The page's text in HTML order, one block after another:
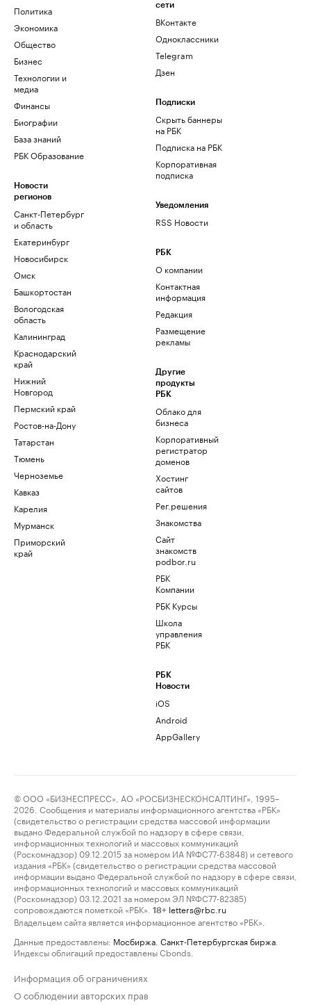
Политика
Экономика
Общество
Бизнес
Технологии и
медиа
Финансы
Биографии
База знаний
РБК Образование
Новости
регионов
Санкт-Петербург
и область
Екатеринбург
Новосибирск
Омск
Башкортостан
Вологодская
область
Калининград
Краснодарский
край
Нижний
Новгород
Пермский край
Ростов-на-Дону
Татарстан
Тюмень
Черноземье
Кавказ
Карелия
Мурманск
Приморский
край
сети
ВКонтакте
Одноклассники
Telegram
Дзен
Подписки
Скрыть баннеры
на РБК
Подписка на РБК
Корпоративная
подписка
Уведомления
RSS Новости
РБК
О компании
Контактная
информация
Редакция
Размещение
рекламы
Другие
продукты
РБК
Облако для
бизнеса
Корпоративный
регистратор
доменов
Хостинг
сайтов
Рег.решения
Знакомства
Сайт
знакомств
podbor.ru
РБК
Компании
РБК Курсы
Школа
управления
РБК
РБК
Новости
iOS
Android
AppGallery
© ООО «БИЗНЕСПРЕСС», АО «РОСБИЗНЕСКОНСАЛТИНГ», 1995–
2026. Сообщения и материалы информационного агентства «РБК»
(свидетельство о регистрации средства массовой информации
выдано Федеральной службой по надзору в сфере связи,
информационных технологий и массовых коммуникаций
(Роскомнадзор) 09.12.2015 за номером ИА №ФС77-63848) и сетевого
издания «РБК» (свидетельство о регистрации средства массовой
информации выдано Федеральной службой по надзору в сфере связи,
информационных технологий и массовых коммуникаций
(Роскомнадзор) 03.12.2021 за номером ЭЛ №ФС77-82385)
сопровождаются пометкой «РБК».
18+ letters@rbc.ru
Владельцем сайта является информационное агентство «РБК».
Данные предоставлены: Мосбиржа Санкт-Петербургская биржа
Индексы облигаций предоставлены Cbonds.
Информация об ограничениях
О соблюдении авторских прав